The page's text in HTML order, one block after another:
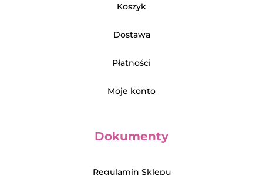
Koszyk
Dostawa
Płatności
Moje konto
Dokumenty
Regulamin Sklepu